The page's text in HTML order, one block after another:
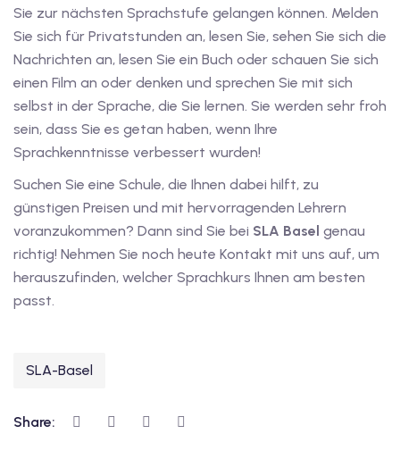
Sie zur nächsten Sprachstufe gelangen können. Melden
Sie sich für Privatstunden an, lesen Sie, sehen Sie sich die
Nachrichten an, lesen Sie ein Buch oder schauen Sie sich
einen Film an oder denken und sprechen Sie mit sich
selbst in der Sprache, die Sie lernen. Sie werden sehr froh
sein, dass Sie es getan haben, wenn Ihre
Sprachkenntnisse verbessert wurden!
Suchen Sie eine Schule, die Ihnen dabei hilft, zu
günstigen Preisen und mit hervorragenden Lehrern
voranzukommen? Dann sind Sie bei SLA Basel genau
richtig! Nehmen Sie noch heute Kontakt mit uns auf, um
herauszufinden, welcher Sprachkurs Ihnen am besten
passt.
SLA-Basel
Share: